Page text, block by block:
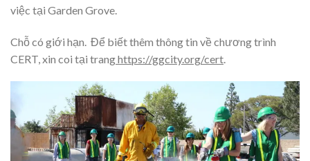
việc tại Garden Grove.
Chỗ có giới hạn. Để biết thêm thông tin về chương trình
CERT, xin coi tại tranghttps://ggcity.org/cert